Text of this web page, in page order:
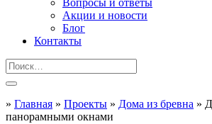
Вопросы и ответы
Акции и новости
Блог
Контакты
» Главная » Проекты » Дома из бревна »
панорамными окнами